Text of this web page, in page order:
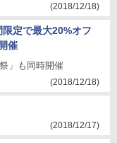
(2018/12/18)
定で最大20%オフ
催
」も同時開催
(2018/12/18)
(2018/12/17)